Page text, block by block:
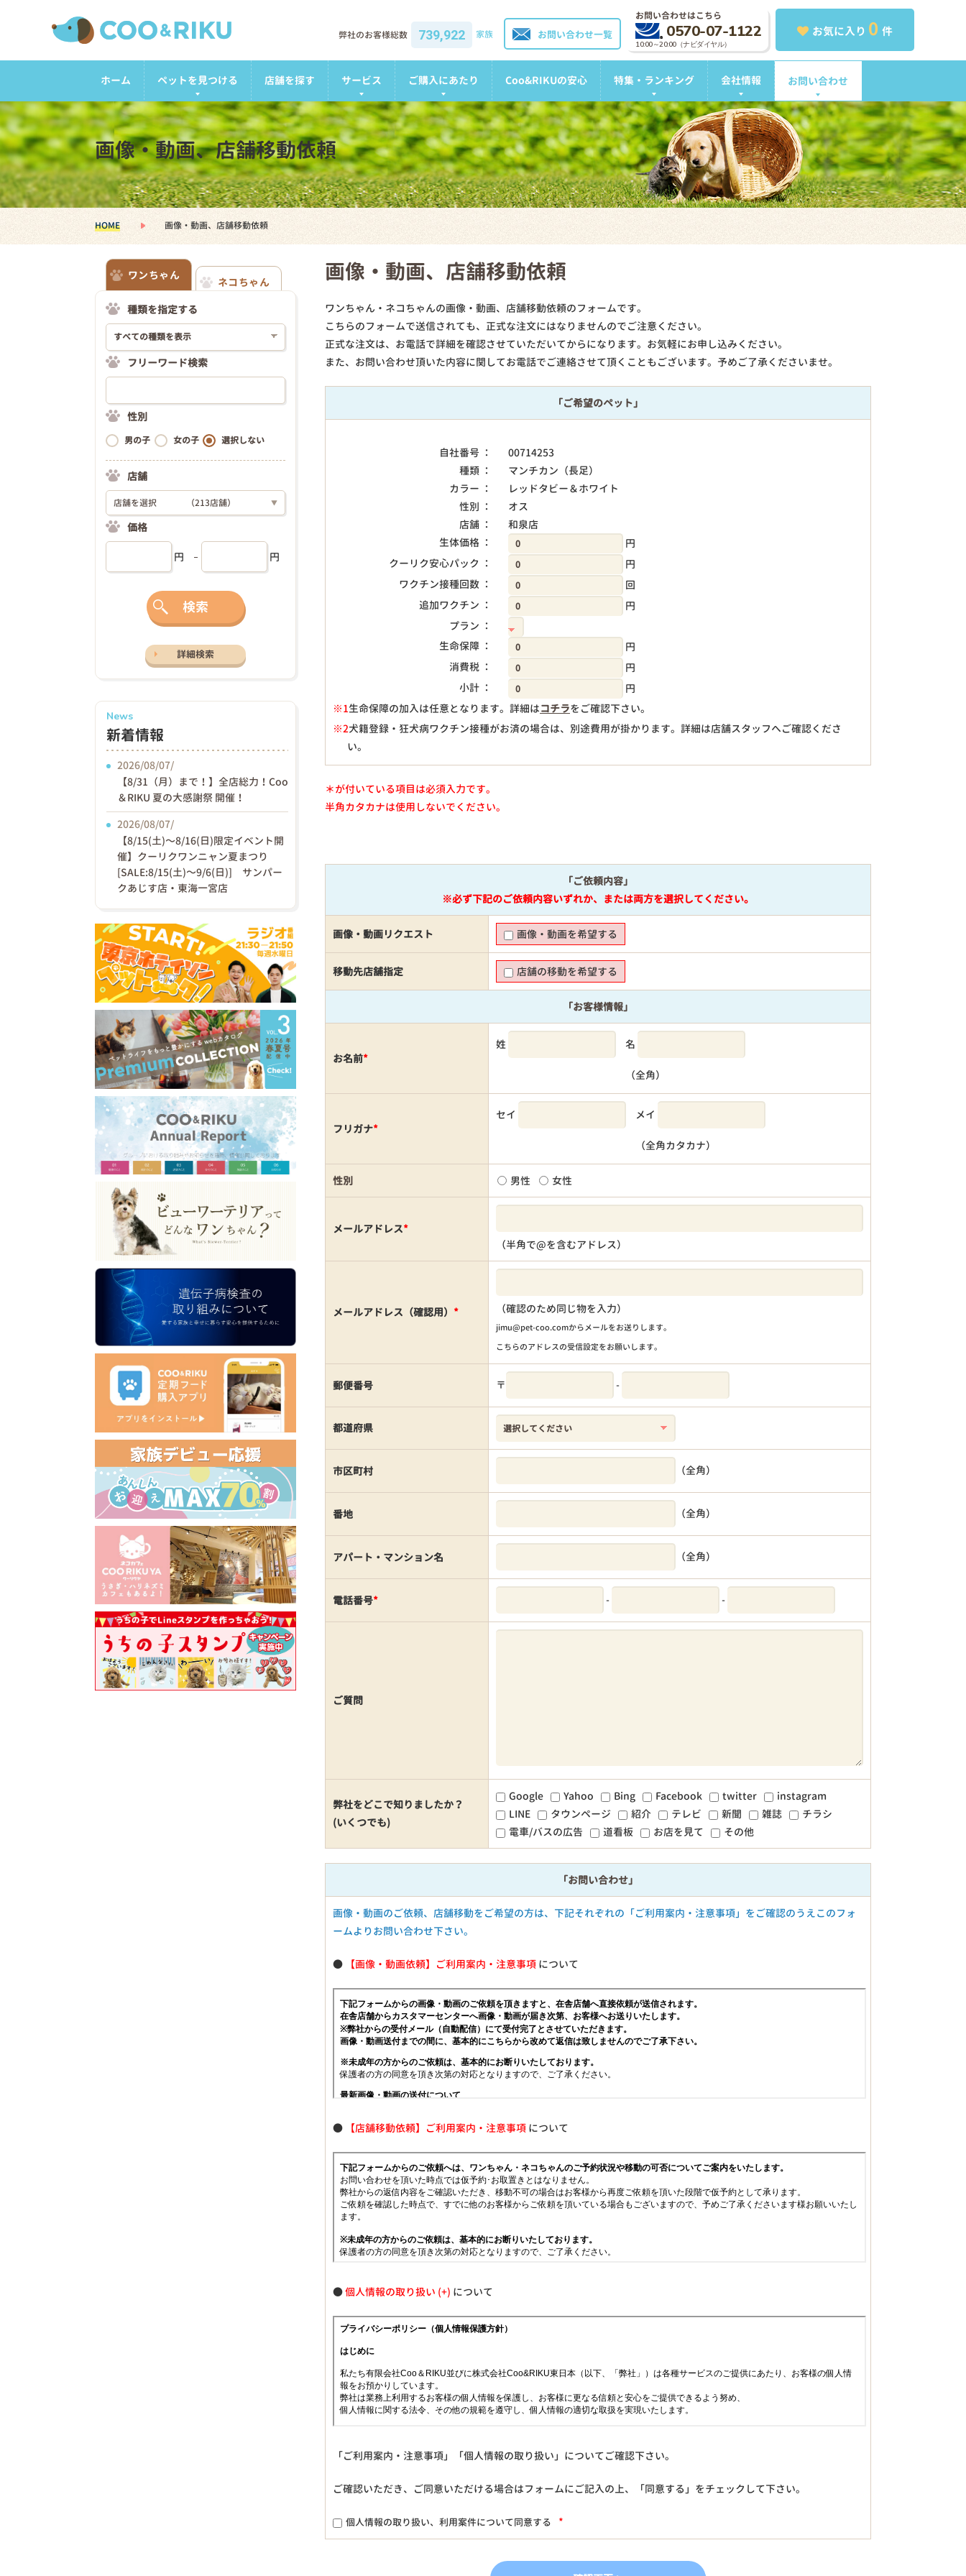
お気に入り 0 件
お問い合わせはこちら
0570-07-1122
10:00～20:00（ナビダイヤル）
お問い合わせ一覧
弊社のお客様総数 739,922 家族
ホーム ペットを見つける 店舗を探す サービス ご購入にあたり Coo&RIKUの安心 特集・ランキング 会社情報 お問い合わせ
画像・動画、店舗移動依頼
HOME 画像・動画、店舗移動依頼
画像・動画、店舗移動依頼
ワンちゃん・ネコちゃんの画像・動画、店舗移動依頼のフォームです。
こちらのフォームで送信されても、正式な注文にはなりませんのでご注意ください。
正式な注文は、お電話で詳細を確認させていただいてからになります。お気軽にお申し込みください。
また、お問い合わせ頂いた内容に関してお電話でご連絡させて頂くこともございます。予めご了承くださいませ。
「ご希望のペット」
自社番号 ：
00714253
種類 ：
マンチカン（長足）
カラー ：
レッドタビー＆ホワイト
性別 ：
オス
店舗 ：
和泉店
生体価格 ：
円
クーリク安心パック ：
円
ワクチン接種回数 ：
回
追加ワクチン ：
円
プラン ：
生命保障 ：
円
消費税 ：
円
小計 ：
円
※1生命保障の加入は任意となります。詳細はコチラをご確認下さい。
※2犬籍登録・狂犬病ワクチン接種がお済の場合は、別途費用が掛かります。詳細は店舗スタッフへご確認くださ
い。
円
＊が付いている項目は必須入力です。
半角カタカナは使用しないでください。
「ご依頼内容」
※必ず下記のご依頼内容いずれか、または両方を選択してください。
画像・動画リクエスト 画像・動画を希望する
移動先店舗指定 店舗の移動を希望する
「お客様情報」
お名前*
姓 名
（全角）
フリガナ*
セイ メイ
（全角カタカナ）
性別 男性 女性
メールアドレス*
（半角で@を含むアドレス）
メールアドレス（確認用） * （確認のため同じ物を入力）
jimu@pet-coo.comからメールをお送りします。
こちらのアドレスの受信設定をお願いします。
郵便番号 〒 -
都道府県
市区町村 （全角）
番地 （全角）
アパート・マンション名 （全角）
電話番号* - -
ご質問
弊社をどこで知りましたか？
(いくつでも)
Google Yahoo Bing Facebook twitter
instagram
LINE
タウンページ 紹介 テレビ 新聞 雑誌
チラシ
電車/バスの広告
道看板 お店を見て その他
「お問い合わせ」
画像・動画のご依頼、店舗移動をご希望の方は、下記それぞれの「ご利用案内・注意事項」をご確認のうえこのフォ
ームよりお問い合わせ下さい。
● 【画像・動画依頼】ご利用案内・注意事項 について
● 【店舗移動依頼】ご利用案内・注意事項 について
●個人情報の取り扱い について
「ご利用案内・注意事項」「個人情報の取り扱い」についてご確認下さい。
ご確認いただき、ご同意いただける場合はフォームにご記入の上、「同意する」をチェックして下さい。
個人情報の取り扱い、利用案件について同意する *
ワンちゃん
ネコちゃん
種類を指定する
フリーワード検索
性別
男の子 女の子 選択しない
店舗
店舗を選択 （213店舗） ▼
価格
円 円
検索
詳細検索
News
新着情報
2026/08/07/
【8/31（月）まで！】全店総力！Coo
＆RIKU 夏の大感謝祭 開催！
2026/08/07/
【8/15(土)〜8/16(日)限定イベント開
催】クーリクワンニャン夏まつり
[SALE:8/15(土)～9/6(日)] サンパー
クあじす店・東海一宮店